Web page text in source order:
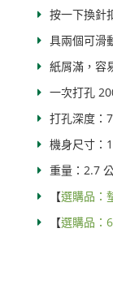
按一下換針
具兩個可滑
紙屑滿，容
一次打孔
打孔深度：
機身尺寸：
重量：2.7
【選購品：
【選購品：